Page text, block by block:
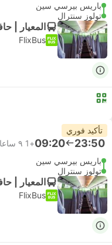
باريس بيرسي سين
تولوز سنترال
المعيار |
FlixBus
تأكيد فوري
23:50
09:20
+1
٩ ساعات و‫30 دقائق
باريس بيرسي سين
تولوز سنترال
المعيار |
FlixBus